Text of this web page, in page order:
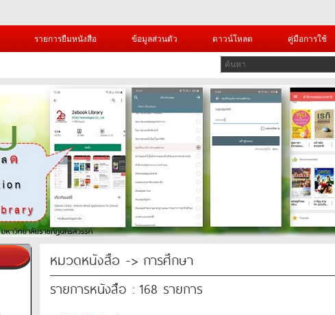
รายการยืมหนังสือ ข้อมูลส่วนตัว ดาวน์โหลด คู่มือการใช้
หมวดหนังสือ -> การศึกษา
รายการหนังสือ : 168 รายการ